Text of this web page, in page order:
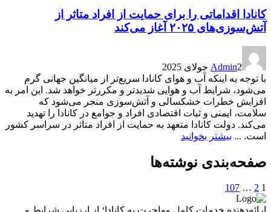
کانادا اقداماتی را برای حمایت از افراد متاثر از
آتش‌سوزی‌های ۲۰۲۵ آغاز می‌کند
Admin2 جولای 2025
با توجه به اینکه آب و هوای کانادا سریع‌تر از میانگین جهانی گرم
می‌شود، شرایط آب و هوایی شدیدتر و مکررتر خواهد شد. این امر به
افزایش خطرات خشکسالی و آتش‌سوزی منجر می‌شود که
سلامت، ایمنی و ثبات اقتصادی افراد و جوامع در کانادا را تهدید
می‌کند. دولت کانادا متعهد به حمایت از افراد متاثر در سراسر کشور
است. ... بیشتر بخوانید
صفحه‌بندی نوشته‌ها
1
2
…
107